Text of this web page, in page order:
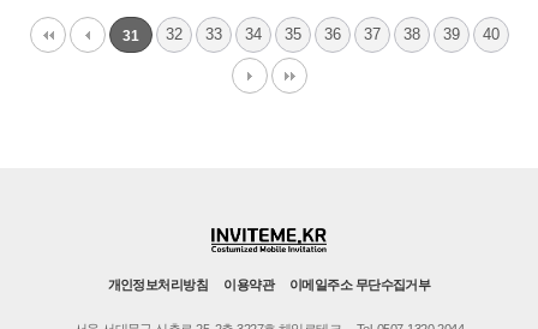
31 32 33 34 35 36 37 38 39 40
개인정보처리방침 이용약관 이메일주소 무단수집거부